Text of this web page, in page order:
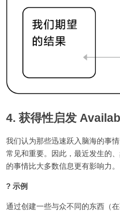
4. 获得性启发
我们认为那些迅速跃入脑海的事
常见和重要。因此，最近发生的
的事情比大多数信息更有影响力。
? 示例
通过创建一些与众不同的东西（